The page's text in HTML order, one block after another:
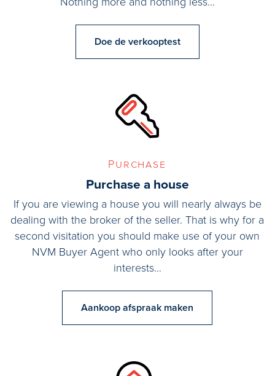
Doe de verkooptest
Purchase
Purchase a house
If you are viewing a house you will nearly always be
dealing with the broker of the seller. That is why for a
second visitation you should make use of your own
NVM Buyer Agent who only looks after your
interests…
Aankoop afspraak maken